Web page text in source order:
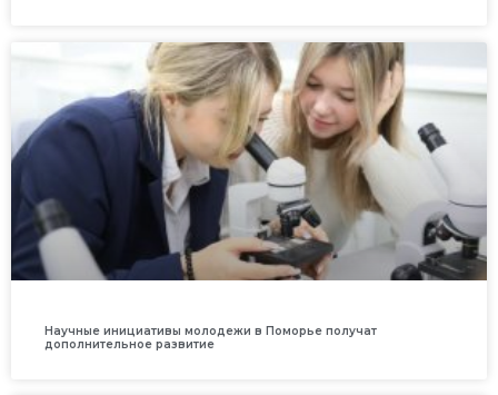
Научные инициативы молодежи в Поморье получат
дополнительное развитие